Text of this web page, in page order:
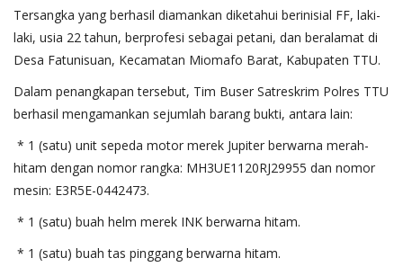
Tersangka yang berhasil diamankan diketahui berinisial FF, laki-
laki, usia 22 tahun, berprofesi sebagai petani, dan beralamat di
Desa Fatunisuan, Kecamatan Miomafo Barat, Kabupaten TTU.
Dalam penangkapan tersebut, Tim Buser Satreskrim Polres TTU
berhasil mengamankan sejumlah barang bukti, antara lain:
* 1 (satu) unit sepeda motor merek Jupiter berwarna merah-
hitam dengan nomor rangka: MH3UE1120RJ29955 dan nomor
mesin: E3R5E-0442473.
* 1 (satu) buah helm merek INK berwarna hitam.
* 1 (satu) buah tas pinggang berwarna hitam.